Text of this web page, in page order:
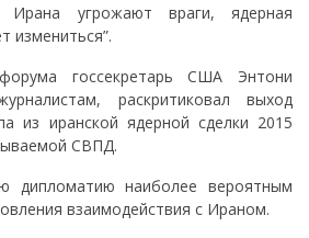
Ирана угрожают враги, ядерная
измениться”.
госсекретарь США Энтони
раскритиковал выход
из иранской ядерной сделки 2015
СВПД.
дипломатию наиболее вероятным
взаимодействия с Ираном.